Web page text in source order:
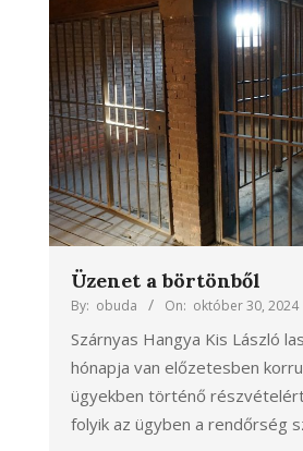
Üzenet a börtönből
By: obuda On: október 30, 2024
Szárnyas Hangya Kis László
hónapja van előzetesben
ügyekben történő
folyik az ügyben a rendőrség